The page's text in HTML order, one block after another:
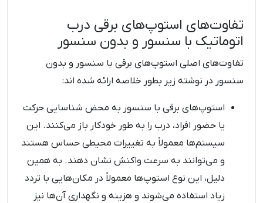
تفاوت‌های استوپ‌های برقی درب
اتوماتیک با سنسور و بدون سنسور
تفاوت‌های اصلی استوپ‌های برقی با سنسور و بدون
سنسور در نوشته زیر بطور خلاصه ارائه شده اند:
استوپ‌های برقی با سنسور به محض شناسایی حرکت
یا حضور افراد، درب را به طور خودکار باز می‌کنند. این
سیستم‌ها معمولاً به تغییرات محیطی حساس هستند
و می‌توانند به سرعت واکنش نشان دهند. به همین
دلیل، این نوع استوپ‌ها معمولاً در مکان‌هایی با تردد
زیاد استفاده می‌شوند و هزینه و نگهداری آن‌ها نیز